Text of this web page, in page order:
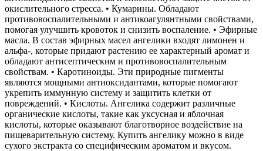
окислительного стресса. • Кумарины. Обладают
противовоспалительными и антикоагулянтными свойствами,
помогая улучшить кровоток и снизить воспаление. • Эфирные
масла. В состав эфирных масел ангелики входят лимонен и
альфа-, которые придают растению ее характерный аромат и
обладают антисептическим и противовоспалительным
свойствам. • Каротиноиды. Эти природные пигменты
являются мощными антиоксидантами, которые помогают
укрепить иммунную систему и защитить клетки от
повреждений. • Кислоты. Ангелика содержит различные
органические кислоты, такие как уксусная и яблочная
кислоты, которые оказывают благотворное воздействие на
пищеварительную систему. Купить ангелику можно в виде
сухого экстракта со специфическим ароматом и вкусом.